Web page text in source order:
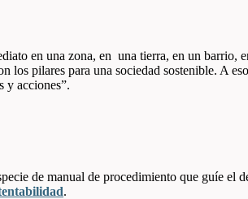
en una zona, en una tierra, en un barrio,
los pilares para una sociedad sostenible. A
y acciones”.
de manual de procedimiento que guíe el
.